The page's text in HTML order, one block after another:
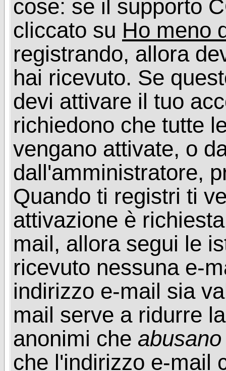
cose: se il supporto
cliccato su Ho meno
registrando, allora
hai ricevuto. Se
devi attivare il tuo
richiedono che tutte
vengano attivate, o
dall'amministratore,
Quando ti registri ti
attivazione è
mail, allora segui le
ricevuto nessuna e-
indirizzo e-mail sia
mail serve a ridurre
anonimi che abusano
che l'indirizzo e-mail